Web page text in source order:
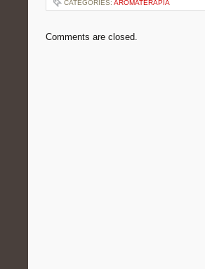
CATEGORIES: AROMATERAPIA
Comments are closed.